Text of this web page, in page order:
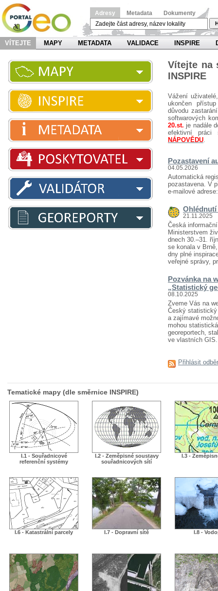
Adresy Metadata Dokumenty
VÍTEJTE MAPY METADATA VALIDACE INSPIRE
Vítejte na
INSPIRE
Vážení
ukončen
důvodu
softwarových
20.st. je nadále
efektivní práci
NÁPOVĚDU.
Pozastavení
04.05.2026
Automatická
pozastavena. V
e-mailové
Ohlédnutí
21.11.2025
Česká
Ministerstvem
dnech 30.–31.
se konala v
dny plné
veřejné správy,
Pozvánka na
„Statistický
08.10.2025
Zveme Vás na
Český
a zajímavé
mohou
georeportech,
ve vlastních
Přihlásit
Tematické mapy (dle směrnice INSPIRE)
I.1 - Souřadnicové
referenční systémy
I.2 - Zeměpisné soustavy
souřadnicových sítí
I.3 -
I.6 - Katastrální parcely I.7 - Dopravní sítě I.8 -